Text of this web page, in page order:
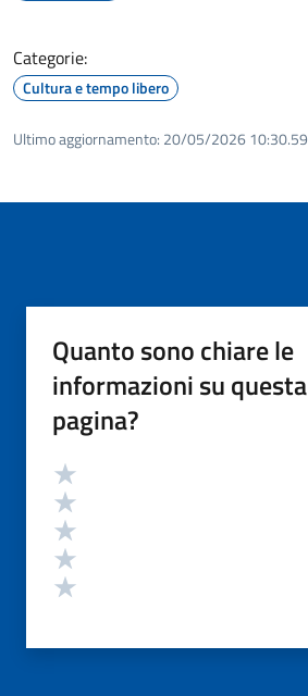
Categorie:
Cultura e tempo libero
Ultimo aggiornamento: 20/05/2026 10:30.59
Quanto sono chiare le
informazioni su questa
pagina?
Valutazione